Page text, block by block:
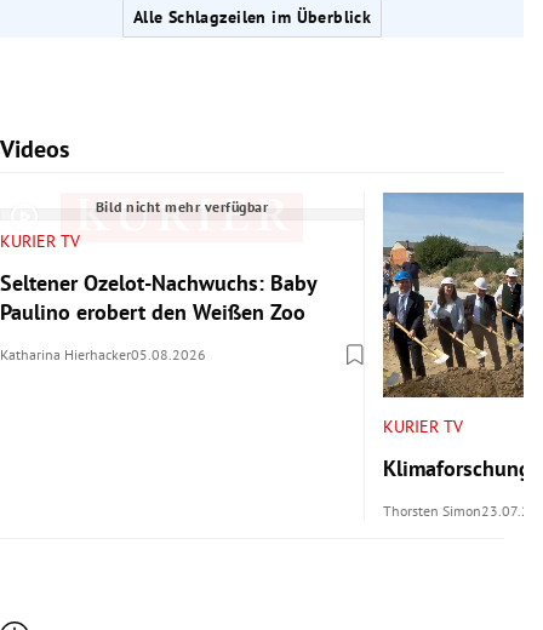
Alle Schlagzeilen im Überblick
Videos
Slide 1 von 7
Bild nicht mehr verfügbar
KURIER TV
Seltener Ozelot-Nachwuchs: Baby
Paulino erobert den Weißen Zoo
Katharina Hierhacker05.08.2026
KURIER TV
Klimaforschung
Thorsten Simon